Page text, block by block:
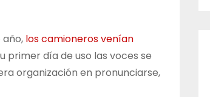
los camioneros venían
primer día de uso las voces se
organización en pronunciarse,